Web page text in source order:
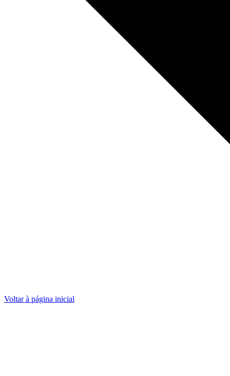
Voltar à página inicial